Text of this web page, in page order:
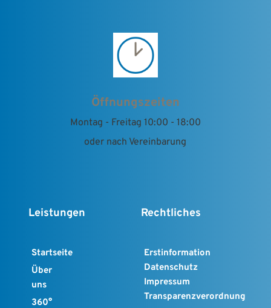
Öffnungszeiten
Montag - Freitag 10:00 - 18:00
oder nach Vereinbarung
Leistungen
Startseite
Über
uns
360°
Rechtliches
Erstinformation
Datenschutz
Impressum
Transparenzverordnung